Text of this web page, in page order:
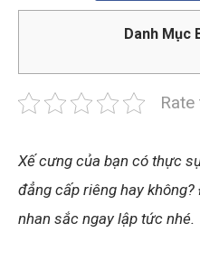
Danh Mục
Xế cưng của bạn có thực
đẳng cấp riêng hay
nhan sắc ngay lập tức nhé.